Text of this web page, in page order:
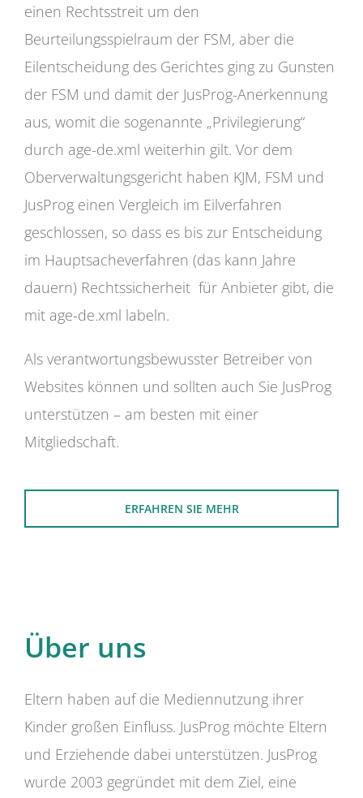
einen Rechtsstreit um den
Beurteilungsspielraum der FSM, aber die
Eilentscheidung des Gerichtes ging zu Gunsten
der FSM und damit der JusProg-Anerkennung
aus, womit die sogenannte „Privilegierung“
durch age-de.xml weiterhin gilt. Vor dem
Oberverwaltungsgericht haben KJM, FSM und
JusProg einen Vergleich im Eilverfahren
geschlossen, so dass es bis zur Entscheidung
im Hauptsacheverfahren (das kann Jahre
dauern) Rechtssicherheit für Anbieter gibt, die
mit age-de.xml labeln.
Als verantwortungsbewusster Betreiber von
Websites können und sollten auch Sie JusProg
unterstützen – am besten mit einer
Mitgliedschaft.
ERFAHREN SIE MEHR
Über uns
Eltern haben auf die Mediennutzung ihrer
Kinder großen Einfluss. JusProg möchte Eltern
und Erziehende dabei unterstützen. JusProg
wurde 2003 gegründet mit dem Ziel, eine